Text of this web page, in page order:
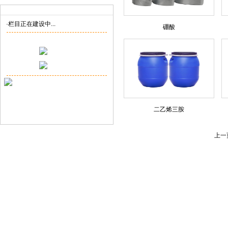
·栏目正在建设中...
硼酸
二乙烯三胺
上一